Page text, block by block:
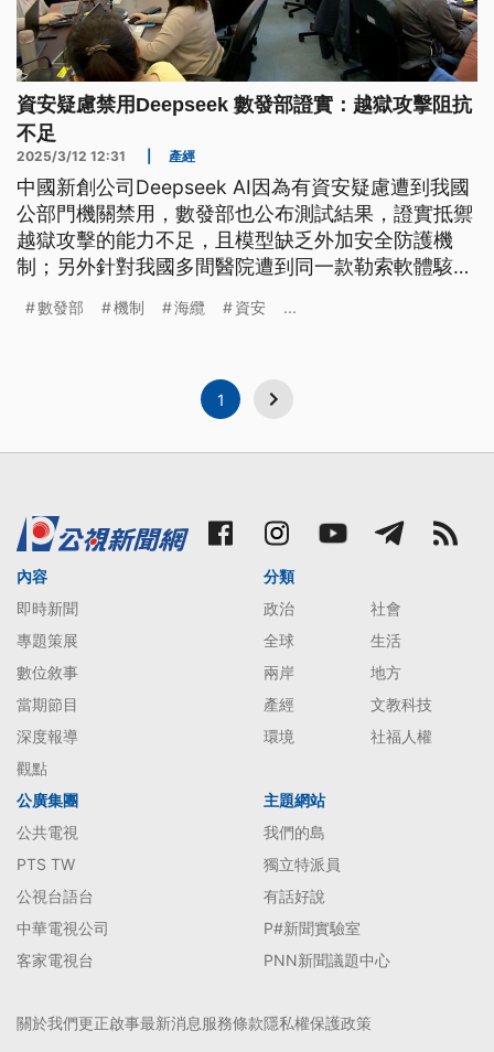
資安疑慮禁用Deepseek 數發部證實：越獄攻擊阻抗
不足
2025/3/12 12:31 產經
中國新創公司Deepseek AI因為有資安疑慮遭到我國
公部門機關禁用，數發部也公布測試結果，證實抵禦
越獄攻擊的能力不足，且模型缺乏外加安全防護機
制；另外針對我國多間醫院遭到同一款勒索軟體駭入
機制。
數發部 機制 海纜 資安 ...
1
內容
即時新聞
專題策展
數位敘事
當期節目
深度報導
觀點
分類
政治
社會
全球
生活
兩岸
地方
產經
文教科技
環境
社福人權
公廣集團
公共電視
PTS TW
公視台語台
中華電視公司
客家電視台
主題網站
我們的島
獨立特派員
有話好說
P#新聞實驗室
PNN新聞議題中心
關於我們更正啟事最新消息服務條款隱私權保護政策